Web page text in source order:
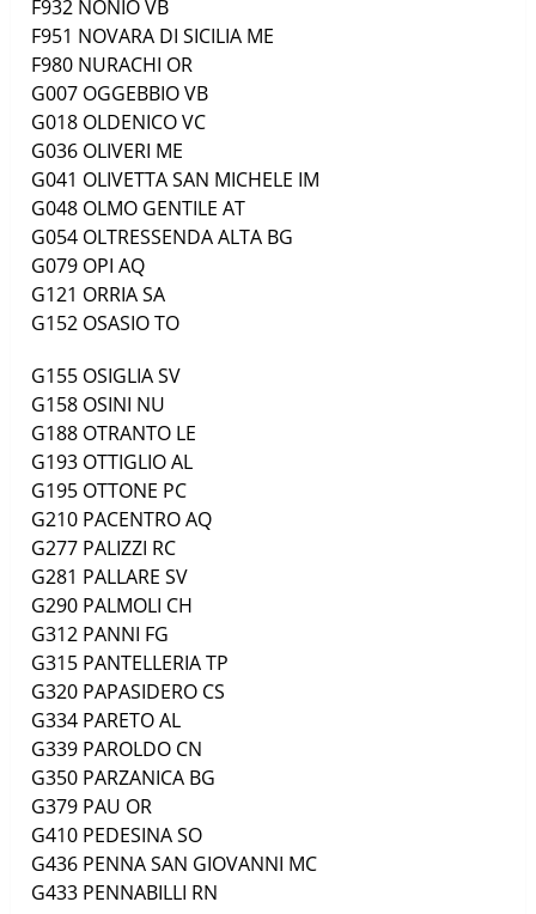
F932 NONIOVB
F951 NOVARA DI SICILIA ME
F980 NURACHI OR
G007 OGGEBBIOVB
G018 OLDENICOVC
G036 OLIVERI ME
G041 OLIVETTA SAN MICHELE IM
G048 OLMO GENTILE AT
G054 OLTRESSENDA ALTA BG
G079 OPI AQ
G121 ORRIASA
G152 OSASIOTO
G155 OSIGLIASV
G158 OSINI NU
G188 OTRANTO LE
G193 OTTIGLIOAL
G195 OTTONE PC
G210 PACENTROAQ
G277 PALIZZI RC
G281 PALLARE SV
G290 PALMOLI CH
G312 PANNI FG
G315 PANTELLERIATP
G320 PAPASIDERO CS
G334 PARETOAL
G339 PAROLDO CN
G350 PARZANICA BG
G379 PAU OR
G410 PEDESINASO
G436 PENNA SAN GIOVANNI MC
G433 PENNABILLI RN